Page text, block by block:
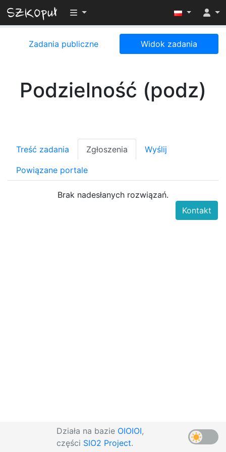
Przełącz widoczność menu
Zadania publiczne Widok zadania
Podzielność (podz)
Treść zadania Zgłoszenia Wyślij
Powiązane portale
Brak nadesłanych rozwiązań.
Działa na bazie OIOIOI,
części SIO2 Project.
Kontakt